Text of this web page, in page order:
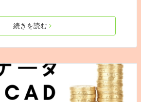
続きを読む